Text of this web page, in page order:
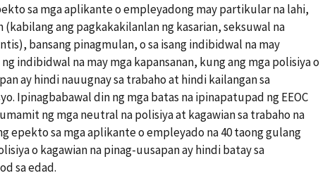
sa mga aplikante o empleyadong may partikular na lahi,
ang pagkakakilanlan ng kasarian, seksuwal na
bansang pinagmulan, o sa isang indibidwal na may
indibidwal na may mga kapansanan, kung ang mga polisiya o
ay hindi nauugnay sa trabaho at hindi kailangan sa
Ipinagbabawal din ng mga batas na ipinapatupad ng EEOC
ng mga neutral na polisiya at kagawian sa trabaho na
epekto sa mga aplikante o empleyado na 40 taong gulang
o kagawian na pinag-uusapan ay hindi batay sa
sa edad.